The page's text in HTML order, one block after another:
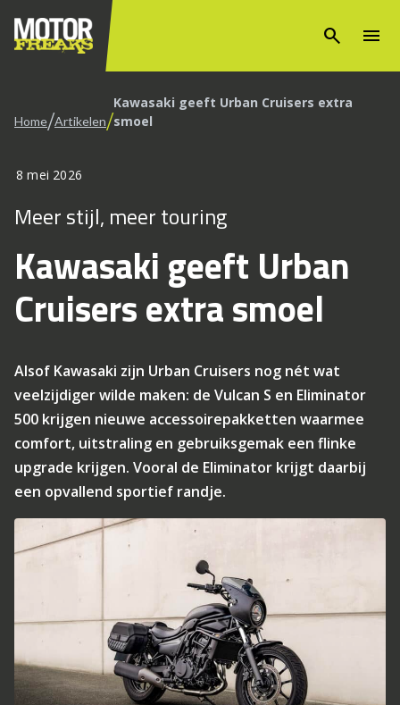
search menu
Home/Artikelen/Kawasaki geeft Urban Cruisers extra
smoel
8 mei 2026
Meer stijl, meer touring
Kawasaki geeft Urban
Cruisers extra smoel
Alsof Kawasaki zijn Urban Cruisers nog nét wat
veelzijdiger wilde maken: de Vulcan S en Eliminator
500 krijgen nieuwe accessoirepakketten waarmee
comfort, uitstraling en gebruiksgemak een flinke
upgrade krijgen. Vooral de Eliminator krijgt daarbij
een opvallend sportief randje.